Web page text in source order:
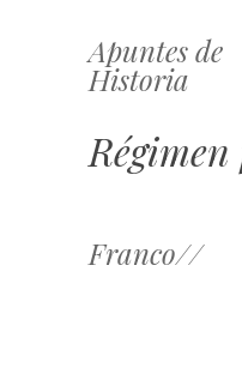
Apuntes de
Historia
Saltar
al
Franco//